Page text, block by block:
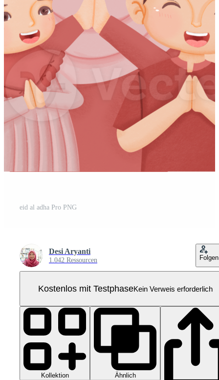
eid al adha Pro PNG
Desi Aryanti
1.042 Ressourcen Folgen
Kostenlos mit TestphaseKein Verweis erforderlich
Kollektion Ähnlich